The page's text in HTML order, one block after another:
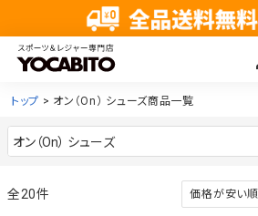
トップ オン（On） シューズ商品一覧
価格が安い順
20